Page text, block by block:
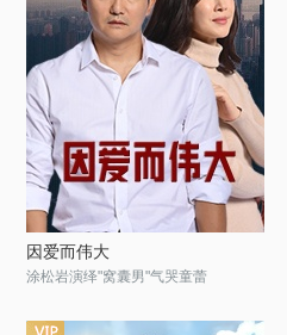
因爱而伟大
涂松岩演绎"窝囊男"气哭童蕾